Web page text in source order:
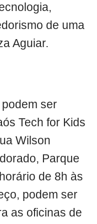
de uma
Aguiar.
ser
Tech for Kids
Wilson
Parque
de 8h às
podem ser
as oficinas de